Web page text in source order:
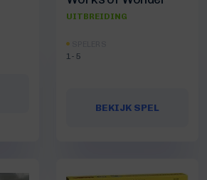
UITBREIDING
1-5
BEKIJK SPEL